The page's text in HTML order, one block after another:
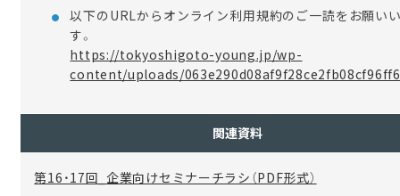
以下の URLからオンライン利用規約のご一読をお願い
す。
https://tokyoshigoto-young.jp/wp-
content/uploads/
関連資料
第16・17回_企業向けセミナーチラシ（PDF形式）